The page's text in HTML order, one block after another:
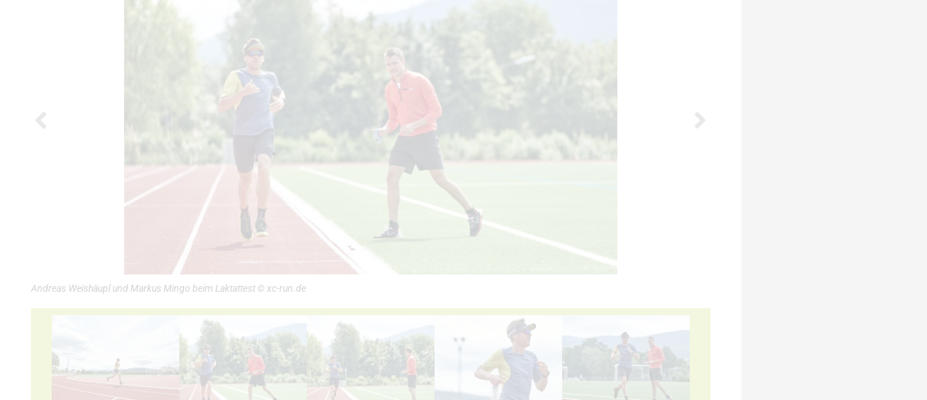
Andreas Weishäupl und Markus Mingo beim Laktattest © xc-run.de